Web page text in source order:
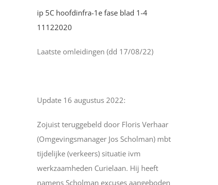
ip 5C hoofdinfra-1e fase blad 1-4
11122020
Laatste omleidingen (dd 17/08/22)
Update 16 augustus 2022:
Zojuist teruggebeld door Floris Verhaar
(Omgevingsmanager Jos Scholman) mbt
tijdelijke (verkeers) situatie ivm
werkzaamheden Curielaan. Hij heeft
namens Scholman excuses aangeboden